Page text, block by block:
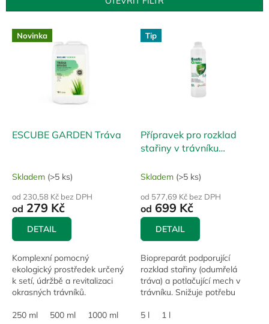
í
V Novinka
ESCUBE GARDEN Tráva
Skladem (>5 ks)
od 230,58 Kč bez DPH
od 279 Kč
DETAIL
Komplexní pomocný
ekologický prostředek určený
k setí, údržbě a revitalizaci
okrasných trávníků.
250 ml 500 ml 1000 ml 15 l
Tip
Přípravek pro rozklad
stařiny v trávníku
Skladem (>5 ks)
od 577,69 Kč bez DPH
od 699 Kč
DETAIL
Biopreparát podporující
rozklad stařiny (odumřelá
tráva) a potlačující mech v
trávníku. Snižuje potřebu
5 l
1 l